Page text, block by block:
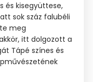
és kisegyüttese,
sok száz falubéli
meg
itt dolgozott a
Tápé színes és